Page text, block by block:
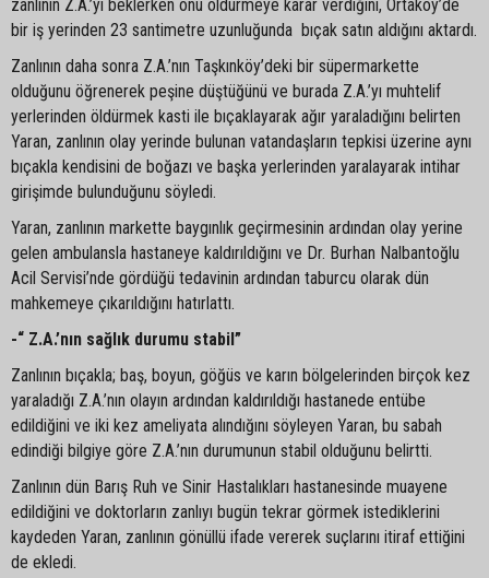
zanlının Z.A.’yı beklerken onu öldürmeye karar verdiğini, Ortaköy’de
bir iş yerinden 23 santimetre uzunluğunda bıçak satın aldığını aktardı.
Zanlının daha sonra Z.A.’nın Taşkınköy’deki bir süpermarkette
olduğunu öğrenerek peşine düştüğünü ve burada Z.A.’yı muhtelif
yerlerinden öldürmek kasti ile bıçaklayarak ağır yaraladığını belirten
Yaran, zanlının olay yerinde bulunan vatandaşların tepkisi üzerine aynı
bıçakla kendisini de boğazı ve başka yerlerinden yaralayarak intihar
girişimde bulunduğunu söyledi.
Yaran, zanlının markette baygınlık geçirmesinin ardından olay yerine
gelen ambulansla hastaneye kaldırıldığını ve Dr. Burhan Nalbantoğlu
Acil Servisi’nde gördüğü tedavinin ardından taburcu olarak dün
mahkemeye çıkarıldığını hatırlattı.
-“ Z.A.’nın sağlık durumu stabil”
Zanlının bıçakla; baş, boyun, göğüs ve karın bölgelerinden birçok kez
yaraladığı Z.A.’nın olayın ardından kaldırıldığı hastanede entübe
edildiğini ve iki kez ameliyata alındığını söyleyen Yaran, bu sabah
edindiği bilgiye göre Z.A.’nın durumunun stabil olduğunu belirtti.
Zanlının dün Barış Ruh ve Sinir Hastalıkları hastanesinde muayene
edildiğini ve doktorların zanlıyı bugün tekrar görmek istediklerini
kaydeden Yaran, zanlının gönüllü ifade vererek suçlarını itiraf ettiğini
de ekledi.